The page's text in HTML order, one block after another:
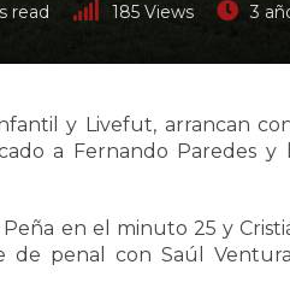
read 185 Views 3
y Livefut, arrancan
a Fernando Paredes y
en el minuto 25 y
de penal con Saúl